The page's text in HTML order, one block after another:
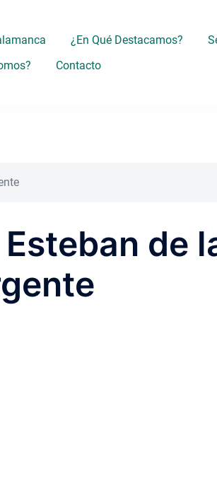
¿En Qué Destacamos?
Contacto
de